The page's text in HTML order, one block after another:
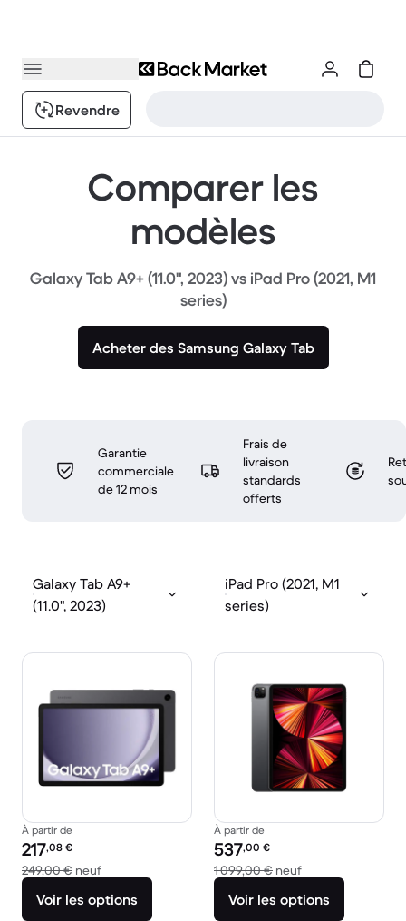
Revendre
Comparer les
modèles
Galaxy Tab A9+ (11.0", 2023) vs iPad Pro (2021, M1
series)
Acheter des Samsung Galaxy Tab
Garantie
commerciale
de 12 mois
Frais de
livraison
standards
offerts
Galaxy Tab A9+
(11.0", 2023)
iPad Pro (2021, M1
series)
À partir de
Prix reconditionné :
217,08 €
249,00 € neufcontre 249,00 € neuf
Voir les options
À partir de
Prix reconditionné :
537,00 €
1 099,00 € neufcontre 1 099,00 €
Voir les options